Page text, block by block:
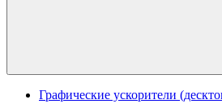
Графические ускорители